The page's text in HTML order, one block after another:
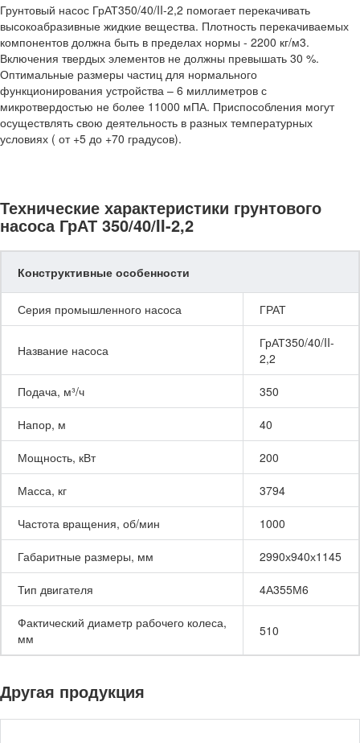
Грунтовый насос ГрАТ350/40/II-2,2 помогает перекачивать
высокоабразивные жидкие вещества. Плотность перекачиваемых
компонентов должна быть в пределах нормы - 2200 кг/м3.
Включения твердых элементов не должны превышать 30 %.
Оптимальные размеры частиц для нормального
функционирования устройства – 6 миллиметров с
микротвердостью не более 11000 мПА. Приспособления могут
осуществлять свою деятельность в разных температурных
условиях ( от +5 до +70 градусов).
Технические характеристики грунтового
насоса ГрАТ 350/40/II-2,2
Конструктивные особенности
Серия промышленного насоса ГРАТ
Название насоса
ГрАТ350/40/II-
2,2
Подача, м³/ч 350
Напор, м 40
Мощность, кВт 200
Масса, кг 3794
Частота вращения, об/мин 1000
Габаритные размеры, мм 2990х940х1145
Тип двигателя 4А355М6
Фактический диаметр рабочего колеса,
мм
510
Другая продукция